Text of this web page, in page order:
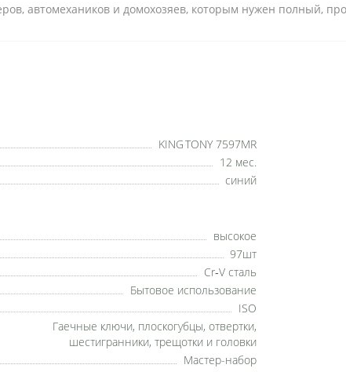
автомехаников и домохозяев, которым нужен полный,
KING TONY 7597MR
12 мес.
синий
высокое
97шт
Cr‑V сталь
Бытовое использование
ISO
Гаечные ключи, плоскогубцы, отвертки,
шестигранники, трещотки и головки
Мастер-набор